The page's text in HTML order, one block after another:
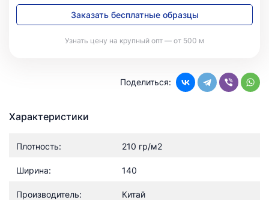
Заказать бесплатные образцы
Узнать цену на крупный опт — от 500 м
Поделиться:
Характеристики
Плотность: 210 гр/м2
Ширина: 140
Производитель: Китай